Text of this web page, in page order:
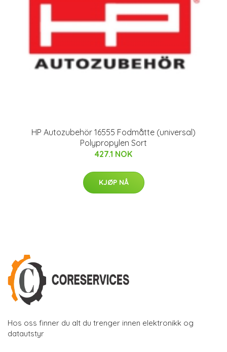
HP Autozubehör 16555 Fodmåtte (universal)
Polypropylen Sort
427.1 NOK
KJØP NÅ
Hos oss finner du alt du trenger innen elektronikk og
datautstyr